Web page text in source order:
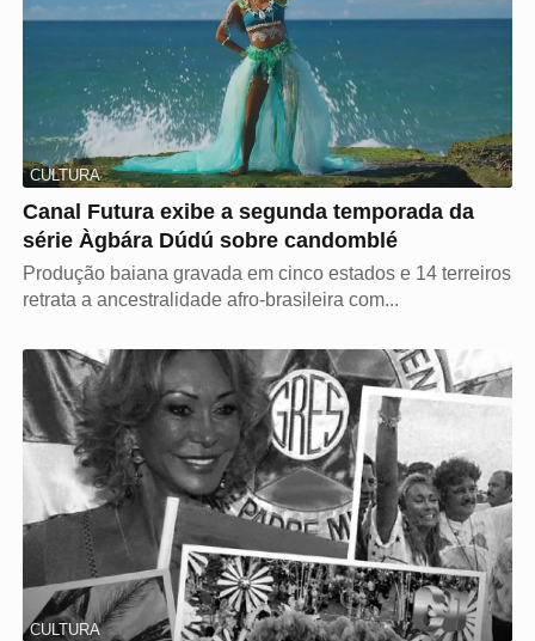
CULTURA
Canal Futura exibe a segunda temporada da
série Àgbára Dúdú sobre candomblé
Produção baiana gravada em cinco estados e 14 terreiros
retrata a ancestralidade afro-brasileira com...
CULTURA